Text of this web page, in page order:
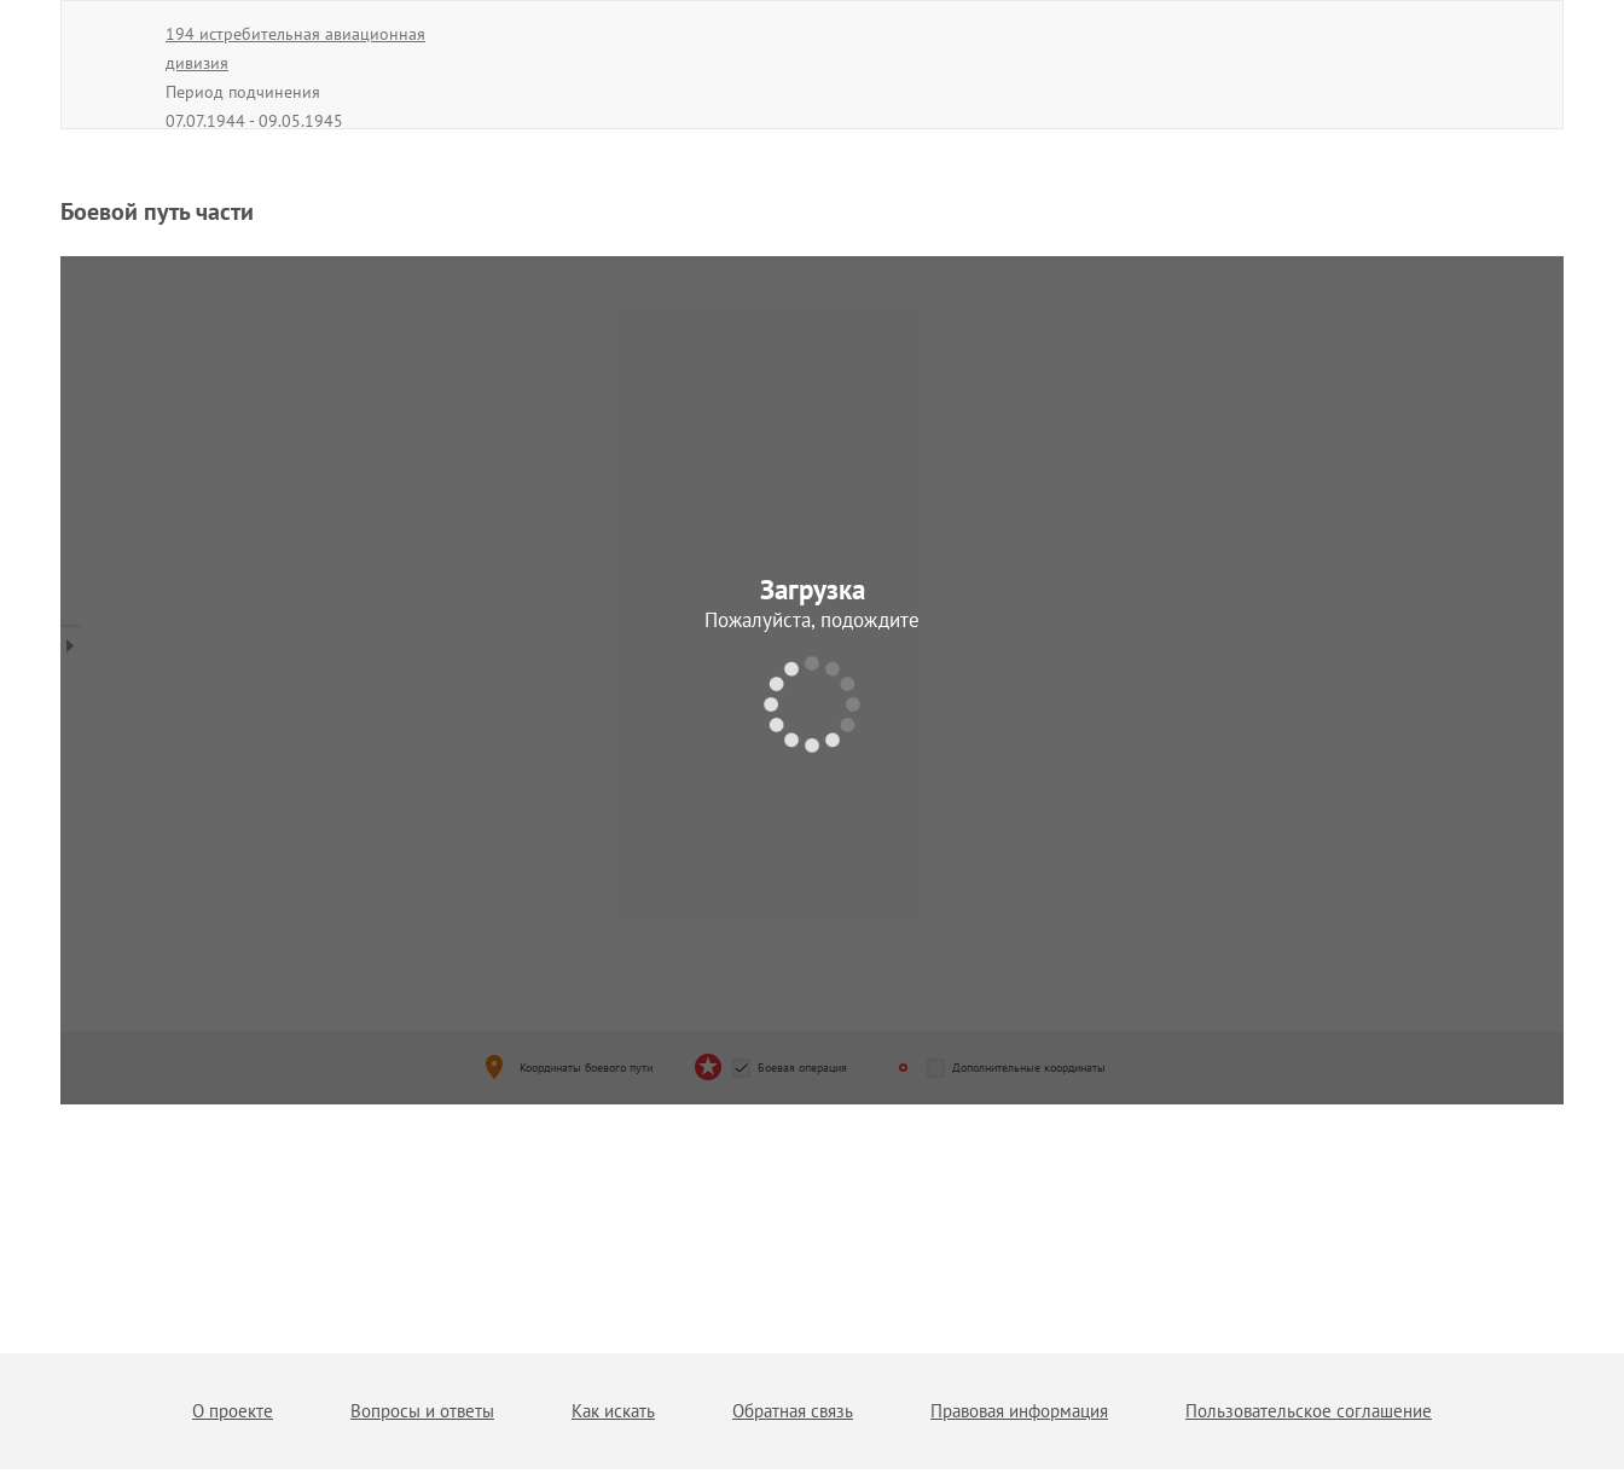
194 истребительная авиационная
дивизия
Период подчинения
07.07.1944 - 09.05.1945
Боевой путь части
Координаты боевого пути Боевая операция Дополнительные координаты
Загрузка
Пожалуйста, подождите
О проекте Вопросы и ответы Как искать Обратная связь Правовая информация Пользовательское соглашение